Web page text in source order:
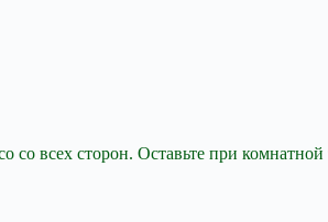
всех сторон. Оставьте при комнатной